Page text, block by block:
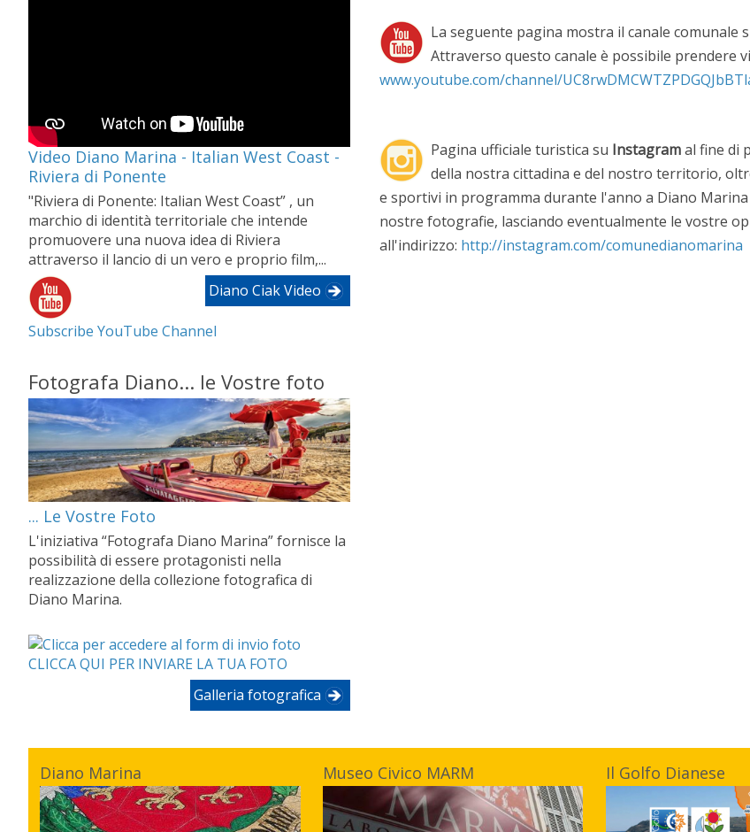
La seguente pagina mostra il canale comunale
Attraverso questo canale è possibile prendere
www.youtube.com/channel/
Pagina ufficiale turistica su Instagramal fine di
della nostra cittadina e del nostro territorio,
e sportivi in programma durante l'anno a Diano
nostre fotografie, lasciando eventualmente le vostre
all'indirizzo: http://instagram.com/comunedianomarina
Video Diano Marina - Italian West Coast -
Riviera di Ponente
"Riviera di Ponente: Italian West Coast” , un
marchio di identità territoriale che intende
promuovere una nuova idea di Riviera
attraverso il lancio di un vero e proprio film,...
Diano Ciak Video
Subscribe YouTube Channel
Fotografa Diano... le Vostre foto
... Le Vostre Foto
L'iniziativa “Fotografa Diano Marina” fornisce la
possibilità di essere protagonisti nella
realizzazione della collezione fotografica di
Diano Marina.
CLICCA QUI PER INVIARE LA TUA FOTO
Galleria fotografica
Diano Marina Museo Civico MARM Il Golfo Dianese